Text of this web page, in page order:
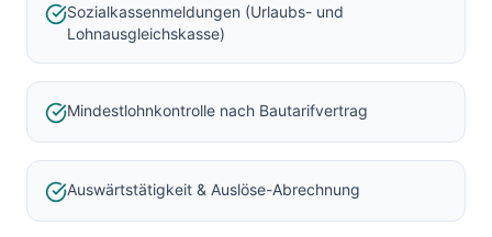
Sozialkassenmeldungen (Urlaubs- und
Lohnausgleichskasse)
Mindestlohnkontrolle nach Bautarifvertrag
Auswärtstätigkeit & Auslöse-Abrechnung